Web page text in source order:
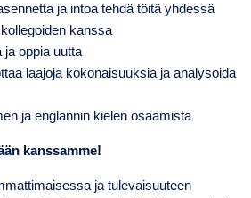
ja intoa tehdä töitä yhdessä
kanssa
ja oppia uutta
laajoja kokonaisuuksia ja analysoida
ja englannin kielen osaamista
kanssamme!
ja tulevaisuuteen